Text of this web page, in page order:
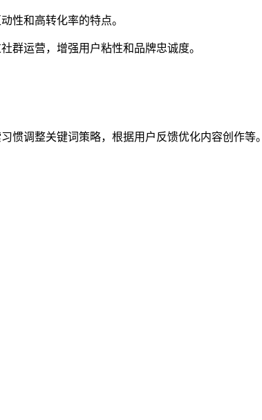
性和高转化率的特点。
群运营，增强用户粘性和品牌忠诚度。
惯调整关键词策略，根据用户反馈优化内容创作等。